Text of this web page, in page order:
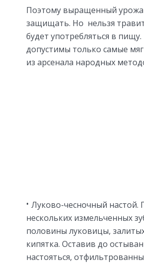
Поэтому выращенный
защищать. Но нельзя
будет употребляться в
допустимы только самые
из арсенала народных
Луково-чесночный настой.
нескольких измельченных
половины луковицы,
кипятка. Оставив до
настояться,